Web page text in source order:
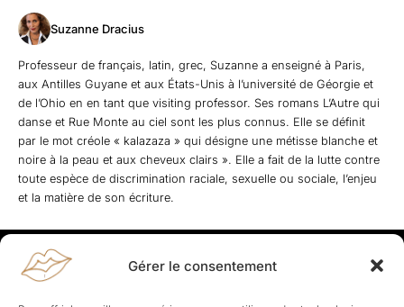
Gérer le consentement
Suzanne Dracius
Professeur de français, latin, grec, Suzanne a enseigné à Paris,
aux Antilles Guyane et aux États-Unis à l’université de Géorgie et
de l’Ohio en en tant que visiting professor. Ses romans L’Autre qui
danse et Rue Monte au ciel sont les plus connus. Elle se définit
par le mot créole « kalazaza » qui désigne une métisse blanche et
noire à la peau et aux cheveux clairs ». Elle a fait de la lutte contre
toute espèce de discrimination raciale, sexuelle ou sociale, l’enjeu
et la matière de son écriture.
Rapporteuses